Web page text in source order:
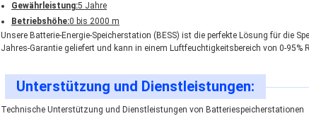
Gewährleistung:5 Jahre
Betriebshöhe:0 bis 2000 m
Unsere Batterie-Energie-Speicherstation (BESS) ist die perfekte Lösung für die
Jahres-Garantie geliefert und kann in einem Luftfeuchtigkeitsbereich von 0-95%
Unterstützung und Dienstleistungen:
Technische Unterstützung und Dienstleistungen von Batteriespeicherstationen